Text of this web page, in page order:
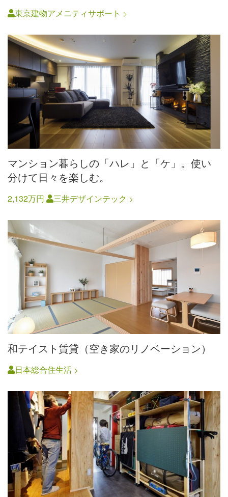
東京建物アメニティサポート
マンション暮らしの「ハレ」と「ケ」。使い
分けて日々を楽しむ。
2,132万円 三井デザインテック
和テイスト賃貸（空き家のリノベーション）
日本総合住生活